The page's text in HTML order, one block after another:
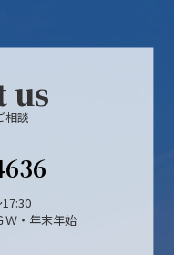
us
相談
Ｗ・年末年始